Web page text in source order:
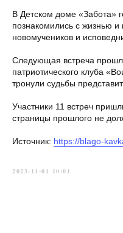
В Детском доме «Забота»
познакомились с жизнью и
новомучеников и
Следующая встреча
патриотического клуба
тронули судьбы
Участники 11 встреч
страницы прошлого не
Источник: https://blago-
2023-11-01 10:01